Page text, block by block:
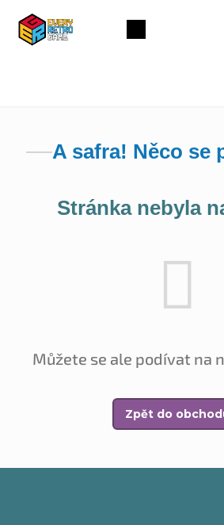
obsah
Nákupní
A safra! Něco se
Stránka nebyla
Můžete se ale podívat na
Zpět do